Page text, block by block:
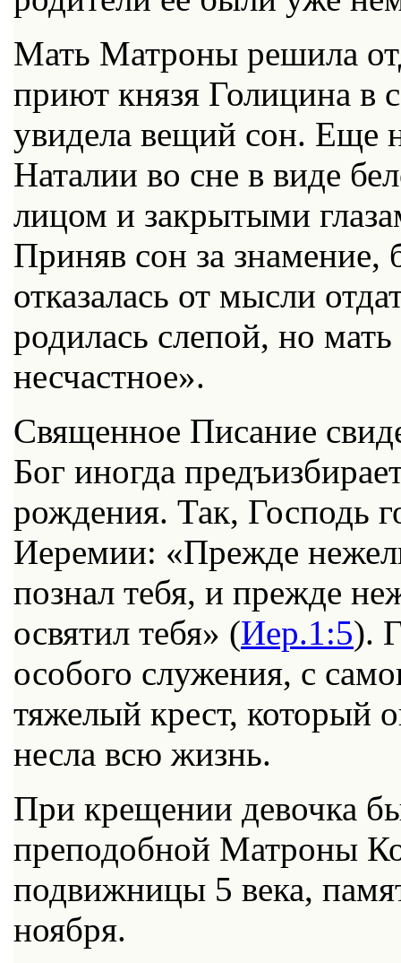
Мать Матроны решила
приют князя Голицина в
увидела вещий сон. Еще
Наталии во сне в виде
лицом и закрытыми
Приняв сон за знамение,
отказалась от мысли
родилась слепой, но
несчастное».
Священное Писание
Бог иногда
рождения. Так, Господь
Иеремии: «Прежде
познал тебя, и прежде
освятил тебя» (Иер.1:5).
особого служения, с
тяжелый крест, который
несла всю жизнь.
При крещении девочка
преподобной Матроны
подвижницы 5 века,
ноября.